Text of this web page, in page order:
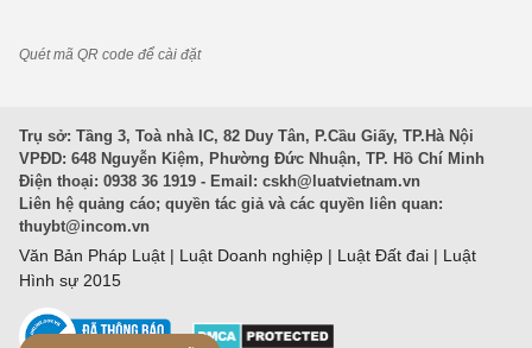
Quét mã QR code để cài đặt
Trụ sở: Tầng 3, Toà nhà IC, 82 Duy Tân, P.Cầu Giấy, TP.Hà Nội
VPĐD: 648 Nguyễn Kiệm, Phường Đức Nhuận, TP. Hồ Chí Minh
Điện thoại: 0938 36 1919 - Email: cskh@luatvietnam.vn
Liên hệ quảng cáo; quyền tác giả và các quyền liên quan:
thuybt@incom.vn
Văn Bản Pháp Luật | Luật Doanh nghiệp | Luật Đất đai | Luật
Hình sự 2015